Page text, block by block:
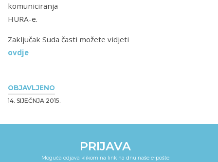
OBJAVLJENO
14. SIJEČNJA 2015.
komuniciranja
HURA-e.
Zaključak Suda časti možete vidjeti
ovdje
PRIJAVA
Moguća odjava klikom na link na dnu naše e-pošte